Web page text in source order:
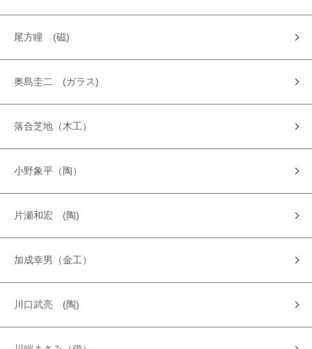
尾方瞳 (磁)
奥島圭二 (ガラス)
落合芝地（木工）
小野象平（陶）
片瀬和宏 (陶)
加成幸男（金工）
川口武亮 (陶)